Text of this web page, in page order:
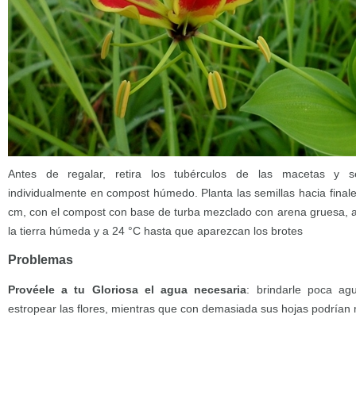
Antes de regalar, retira los tubérculos de las macetas y
individualmente en compost húmedo. Planta las semillas hacia
cm, con el compost con base de turba mezclado con arena gruesa,
la tierra húmeda y a 24 °C hasta que aparezcan los brotes
Problemas
Provéele a tu Gloriosa el agua necesaria: brindarle poca
estropear las flores, mientras que con demasiada sus hojas podrían